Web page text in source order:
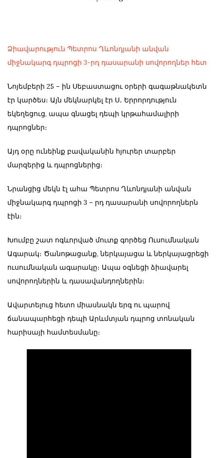
Ձիավարություն Պետրոս Ղևոնդյանի անվան
միջնակարգ դպրոցի 3-րդ դասարանի սովորողներ հետ
Նոյեմբերի 25 – ին Սեբաստացու օրերի գագաթնակետն
էր կարծես։ Այն մեկնարկել էր Ս․ Երրորդություն
եկեղեցուց, ապա գնացել դեպի կրթահամալիրի
դպրոցներ։
Այդ օրը ունեինք բավականին հյուրեր տարբեր
մարզերից և դպրոցներից։
Նրանցից մեկն էլ ահա Պետրոս Ղևոնդյանի անվան
միջնակարգ դպրոցի 3 – րդ դասարանի սովորողներն
էին։
Խումբը շատ ոգևորված մուտք գործեց Ուսումնական
Ագարակ։ Ծանոթացանք, ներկայացա և ներկայացրեցի
ուսումնական ագարակը։ Ապա օգնեցի ձիավարել
սովորողներին և դասավանդողներին։
Ավարտելուց հետո միասնակն երգ ու պարով
ճանապարհեցի դեպի Արևմտյան դպրոց տոնական
հարիսայի համտեսմանը։